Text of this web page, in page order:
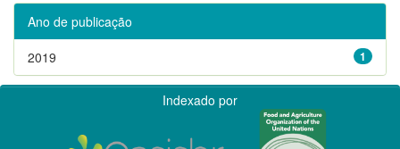
Ano de publicação
1
2019
Indexado por